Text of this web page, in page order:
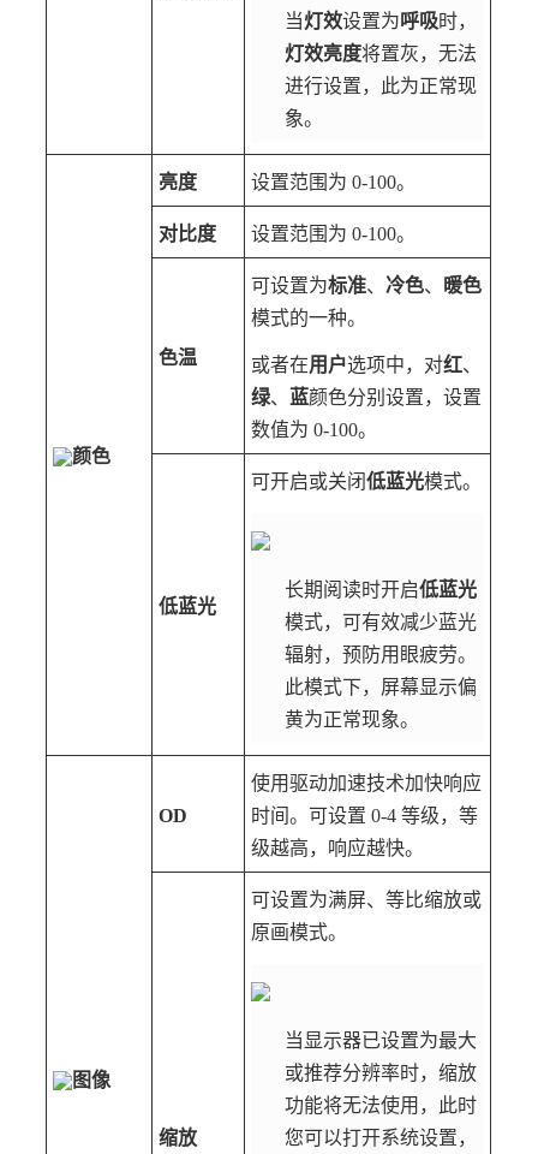
当灯效设置为 呼吸时，
灯效亮度将置灰，无法
进行设置，此为正常现
象。
颜色
亮度 设置范围为 0-100。
对比度 设置范围为 0-100。
色温
可设置为标准、 冷色、
暖色
模式的一种。
或者在用户选项中，对红、
绿、 蓝颜色分别设置，设置
数值为 0-100。
低蓝光
可开启或关闭低蓝光模式。
长期阅读时开启低蓝光
模式，可有效减少蓝光
辐射，预防用眼疲劳。
此模式下，屏幕显示偏
黄为正常现象。
图像
OD
使用驱动加速技术加快响应
时间。可设置 0-4 等级，等
级越高，响应越快。
缩放
可设置为满屏、等比缩放或
原画模式。
当显示器已设置为最大
或推荐分辨率时，缩放
功能将无法使用，此时
您可以打开系统设置，